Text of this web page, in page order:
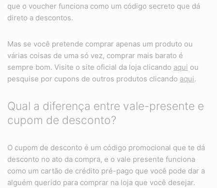
que o voucher funciona como um código secreto que dá
direto a descontos.
Mas se você pretende comprar apenas um produto ou
várias coisas de uma só vez, comprar mais barato é
sempre bom. Visite o site oficial da loja clicando aqui ou
pesquise por cupons de outros produtos clicando aqui.
Qual a diferença entre vale-presente e
cupom de desconto?
O cupom de desconto é um código promocional que te dá
desconto no ato da compra, e o vale presente funciona
como um cartão de crédito pré-pago que você pode dar a
alguém querido para comprar na loja que você desejar.